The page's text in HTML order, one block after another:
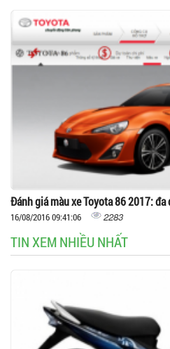
Đánh giá màu xe Toyota 86 2017:
16/08/2016 09:41:06 2283
TIN XEM NHIỀU NHẤT